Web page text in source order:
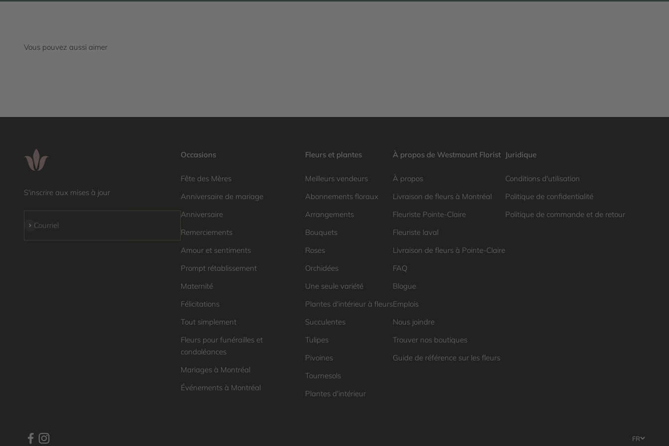
S'inscrire aux mises à jour
Courriel
S'inscrire
Occasions
Fête des Mères
Anniversaire de mariage
Anniversaire
Remerciements
Amour et sentiments
Prompt rétablissement
Maternité
Félicitations
Tout simplement
Fleurs pour funérailles et
condoléances
Mariages à Montréal
Événements à Montréal
Fleurs et plantes
Meilleurs vendeurs
Abonnements floraux
Arrangements
Bouquets
Roses
Orchidées
Une seule variété
Plantes d'intérieur à fleurs
Succulentes
Tulipes
Pivoines
Tournesols
Plantes d'intérieur
À propos de Westmount Florist
À propos
Livraison de fleurs à Montréal
Fleuriste Pointe-Claire
Fleuriste laval
Livraison de fleurs à Pointe-Claire
FAQ
Blogue
Emplois
Nous joindre
Trouver nos boutiques
Guide de référence sur les fleurs
Juridique
Conditions d'utilisation
Politique de confidentialité
Politique de commande et de retour
FR